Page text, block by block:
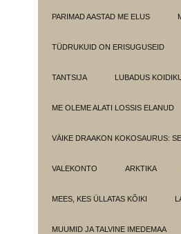
PARIMAD AASTAD ME ELUS
TÜDRUKUID ON ERISUGUSEID
TANTSIJA LUBADUS
ME OLEME ALATI LOSSIS ELANUD
VÄIKE DRAAKON KOKOSAURUS:
VALEKONTO ARKTIKA
MEES, KES ÜLLATAS KÕIKI
MUUMID JA TALVINE IMEDEMAA